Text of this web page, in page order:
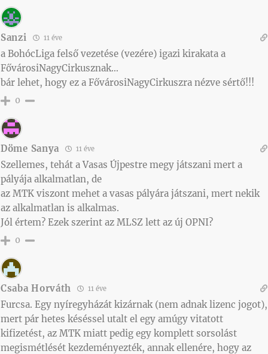
Sanzi 11 éve
a BohócLiga felső vezetése (vezére) igazi kirakata a
FővárosiNagyCirkusznak…
bár lehet, hogy ez a FővárosiNagyCirkuszra nézve sértő!!!
0
Döme Sanya 11 éve
Szellemes, tehát a Vasas Újpestre megy játszani mert a
pályája alkalmatlan, de
az MTK viszont mehet a vasas pályára játszani, mert nekik
az alkalmatlan is alkalmas.
Jól értem? Ezek szerint az MLSZ lett az új OPNI?
0
Csaba Horváth 11 éve
Furcsa. Egy nyíregyházát kizárnak (nem adnak lizenc jogot),
mert pár hetes késéssel utalt el egy amúgy vitatott
kifizetést, az MTK miatt pedig egy komplett sorsolást
megismétlését kezdeményezték, annak ellenére, hogy az